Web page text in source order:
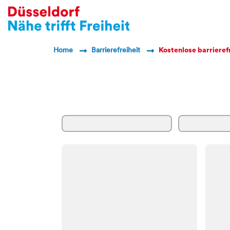
Breadcrumb
Home Barrierefreiheit Kostenlose